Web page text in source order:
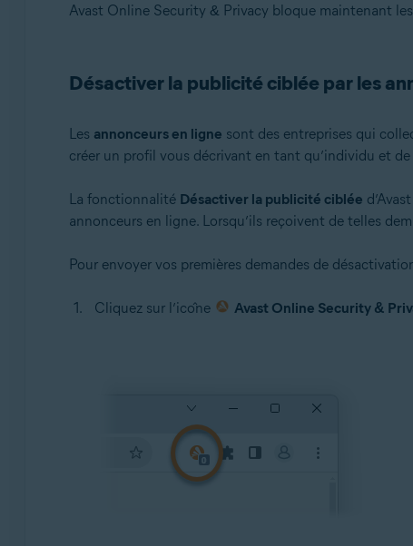
Avast Online Security & Privacy bloque maintenant
Désactiver la publicité ciblée par les
Les annonceurs en ligne sont des entreprises qui
créer un profil vous décrivant en tant qu’individu et
La fonctionnalité Désactiver la publicité ciblée
annonceurs en ligne. Lorsqu’ils reçoivent de telles
Pour envoyer vos premières demandes de
Cliquez sur l’icône Avast Online Security &